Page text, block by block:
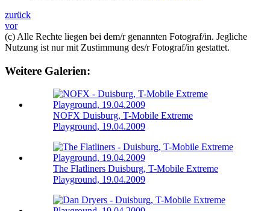
zurück
vor
(c) Alle Rechte liegen bei dem/r genannten Fotograf/in. Jegliche
Nutzung ist nur mit Zustimmung des/r Fotograf/in gestattet.
Weitere Galerien:
NOFX Duisburg, T-Mobile Extreme
Playground, 19.04.2009
The Flatliners Duisburg, T-Mobile Extreme
Playground, 19.04.2009